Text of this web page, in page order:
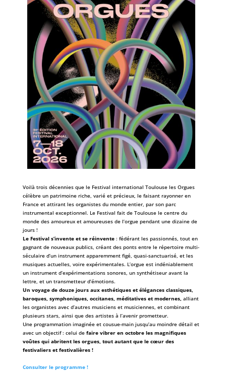
Voilà trois décennies que le Festival international Toulouse les Orgues
célèbre un patrimoine riche, varié et précieux, le faisant rayonner en
France et attirant les organistes du monde entier, par son parc
instrumental exceptionnel. Le Festival fait de Toulouse le centre du
monde des amoureux et amoureuses de l’orgue pendant une dizaine de
jours !
Le Festival s’invente et se réinvente: fédérant les passionnés, tout en
gagnant de nouveaux publics, créant des ponts entre le répertoire multi-
séculaire d’un instrument apparemment figé, quasi-sanctuarisé, et les
musiques actuelles, voire expérimentales. L’orgue est indéniablement
un instrument d’expérimentations sonores, un synthétiseur avant la
lettre, et un transmetteur d’émotions.
Un voyage de douze jours aux esthétiques et élégances classiques,
baroques, symphoniques, occitanes, méditatives et modernes, alliant
les organistes avec d’autres musiciens et musiciennes, et combinant
plusieurs stars, ainsi que des artistes à l’avenir prometteur.
Une programmation imaginée et cousue-main jusqu’au moindre détail et
avec un objectif : celui de faire vibrer en octobre les magnifiques
voûtes qui abritent les orgues, tout autant que le cœur des
festivaliers et festivalières !
Consulter le programme !